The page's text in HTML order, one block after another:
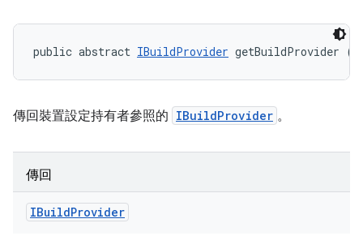
public abstract IBuildProvider getBuildProvider ()
傳回裝置設定持有者參照的 IBuildProvider 。
傳回
IBuildProvider